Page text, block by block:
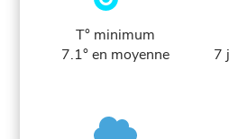
T° minimum
7.1° en moyenne
7